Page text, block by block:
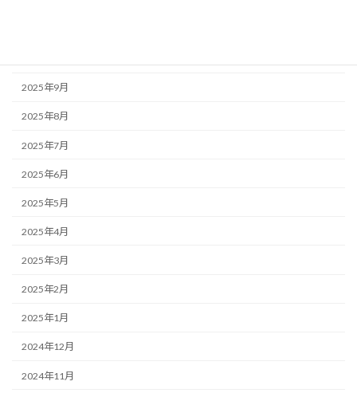
2025年9月
2025年8月
2025年7月
2025年6月
2025年5月
2025年4月
2025年3月
2025年2月
2025年1月
2024年12月
2024年11月